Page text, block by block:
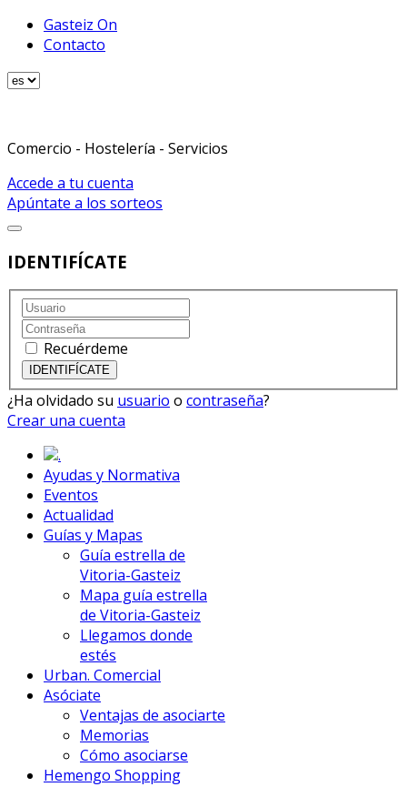
Gasteiz On
Contacto
Comercio - Hostelería - Servicios
Accede a tu cuenta
Apúntate a los sorteos
IDENTIFÍCATE
Recuérdeme
¿Ha olvidado su usuario o contraseña?
Crear una cuenta
.
Ayudas y Normativa
Eventos
Actualidad
Guías y Mapas
Guía estrella de
Vitoria-Gasteiz
Mapa guía estrella
de Vitoria-Gasteiz
Llegamos donde
estés
Urban. Comercial
Asóciate
Ventajas de asociarte
Memorias
Cómo asociarse
Hemengo Shopping